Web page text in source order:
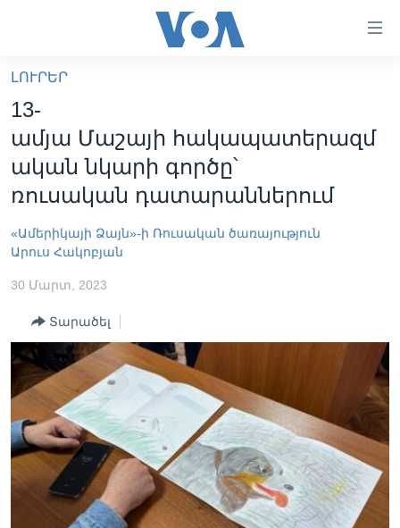
հիմնական
բովանդակությանը
անցնել
հիմնական
բովանդակությանը
հիմնական
ԼՈՒՐԵՐ
ՍՓՅՈՒՌՔ
ՏԵՍԱՆՅՈՒԹԵՐ
ՖԻԼՄԵՐ
IN ENGLISH
ՄԵՐ ՄԱՍԻՆ
ՄԵՐ ՄԱՍԻՆ
«ԱՄԵՐԻԿԱՅԻ ՁԱՅՆ»-Ի ԿԱՆՈՆԱԴՐՈՒԹՅՈՒՆ
ԿԱՊ ՄԵԶ ՀԵՏ
ՈՒԿՐԱԻՆԱԿԱՆ ՊԱՏԵՐԱԶՄ
Learning English
ՀԵՏԵՒԵՔ ՄԵԶ
Լեզուներ
ԼՈՒՐԵՐ
13-
ամյա Մաշայի հակապատերազմ
ական նկարի գործը՝
ռուսական դատարաններում
«Ամերիկայի Ձայն»-ի Ռուսական ծառայություն
Արուս Հակոբյան
30 Մարտ, 2023
Տարածել